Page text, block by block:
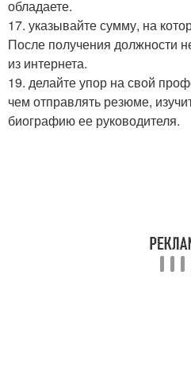
обладаете.
17. указывайте сумму, на
После получения должности
из интернета.
19. делайте упор на свой
чем отправлять резюме,
биографию ее руководителя.